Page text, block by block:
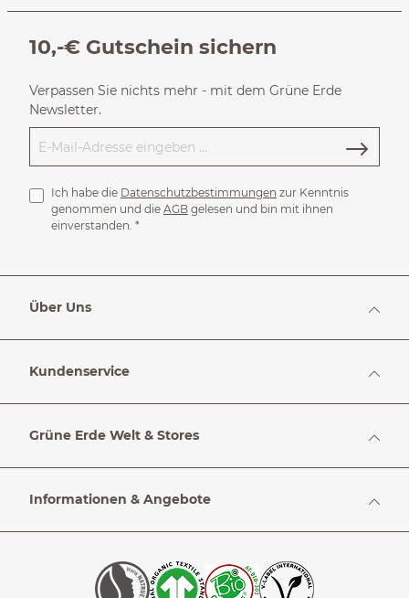
10,-€ Gutschein sichern
Verpassen Sie nichts mehr - mit dem Grüne Erde
Newsletter.
Ich habe die Datenschutzbestimmungen zur Kenntnis
genommen und die AGB gelesen und bin mit ihnen
einverstanden. *
Über Uns
Kundenservice
Grüne Erde Welt & Stores
Informationen & Angebote